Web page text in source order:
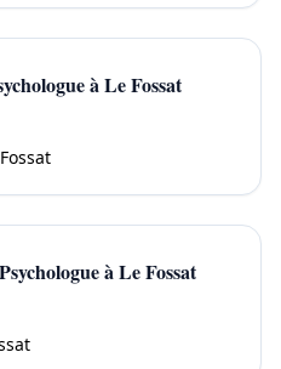
à Le Fossat
à Le Fossat